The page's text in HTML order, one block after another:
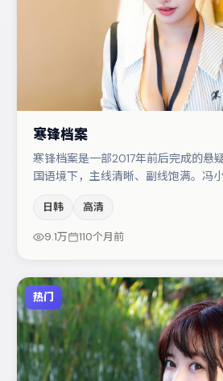
寒锋档案
寒锋档案是一部2017年前后完成的悬
国语境下，主线清晰、副线饱满。冯
演阵容包括汤唯、段奕宏、小松菜奈
应，适合喜欢抠台词与伏笔的观众。
日韩 高清
9.1万 110个月前
热门